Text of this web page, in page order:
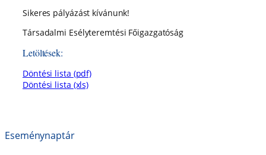
Sikeres pályázást kívánunk!
Társadalmi Esélyteremtési Főigazgatóság
Letöltések:
Döntési lista (pdf)
Döntési lista (xls)
Eseménynaptár